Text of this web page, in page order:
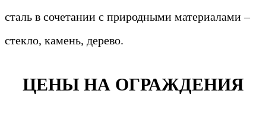
сталь в сочетании с природными материалами –
стекло, камень, дерево.
ЦЕНЫ НА ОГРАЖДЕНИЯ